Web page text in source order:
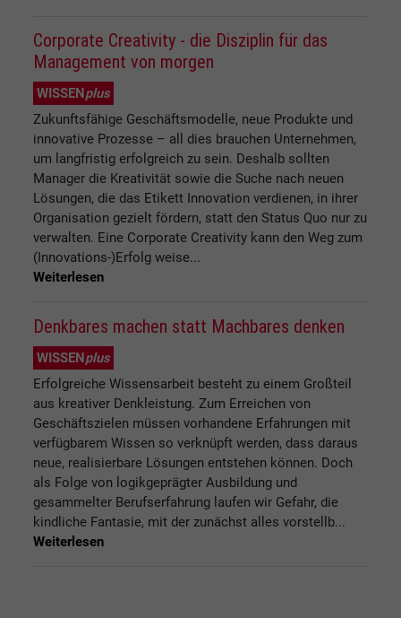
Corporate Creativity - die Disziplin für das
Management von morgen
WISSEN plus
Zukunftsfähige Geschäftsmodelle, neue Produkte und
innovative Prozesse – all dies brauchen Unternehmen,
um langfristig erfolgreich zu sein. Deshalb sollten
Manager die Kreativität sowie die Suche nach neuen
Lösungen, die das Etikett Innovation verdienen, in ihrer
Organisation gezielt fördern, statt den Status Quo nur zu
verwalten. Eine Corporate Creativity kann den Weg zum
(Innovations-)Erfolg weise...
Weiterlesen
Denkbares machen statt Machbares denken
WISSENplus
Erfolgreiche Wissensarbeit besteht zu einem Großteil
aus kreativer Denkleistung. Zum Erreichen von
Geschäftszielen müssen vorhandene Erfahrungen mit
verfügbarem Wissen so verknüpft werden, dass daraus
neue, realisierbare Lösungen entstehen können. Doch
als Folge von logikgeprägter Ausbildung und
gesammelter Berufserfahrung laufen wir Gefahr, die
kindliche Fantasie, mit der zunächst alles vorstellb...
Weiterlesen